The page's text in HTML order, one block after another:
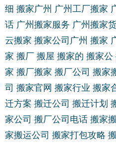
细 搬家广州 广州工厂搬家
话 广州搬家服务 广州搬家
云搬家 搬家公司广州 搬家
家 搬厂 搬屋 搬家的 搬家公
家 搬厂搬家 搬厂公司 搬家
司 搬家官网 搬家行业 搬家
迁方案 搬迁公司 搬迁计划
家公司 搬厂公司电话 搬家
家搬运公司 搬家打包攻略